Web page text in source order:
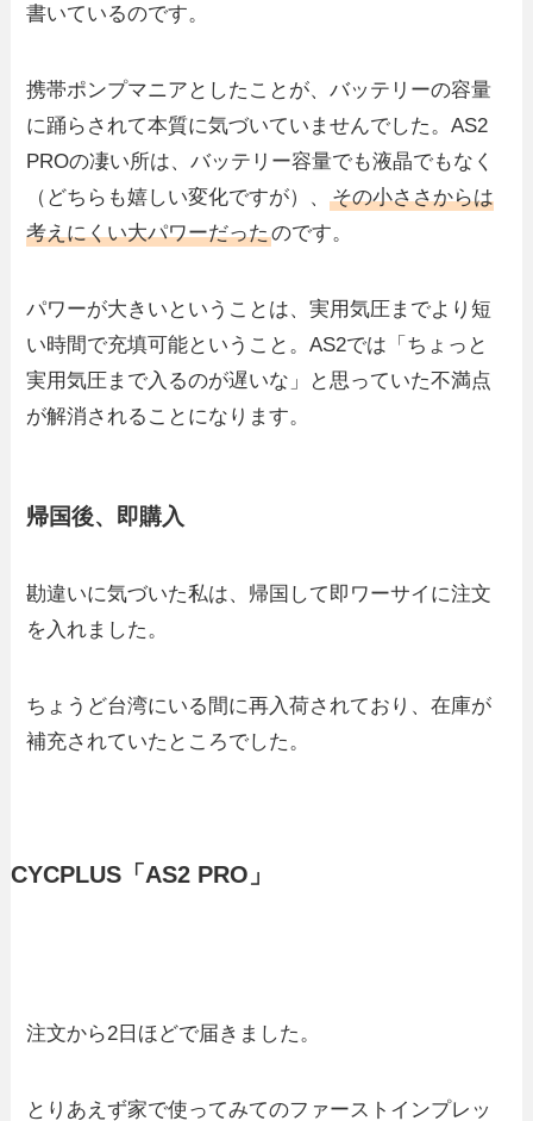
書いているのです。
携帯ポンプマニアとしたことが、バッテリーの容量
に踊らされて本質に気づいていませんでした。AS2
PROの凄い所は、バッテリー容量でも液晶でもなく
（どちらも嬉しい変化ですが）、その小ささからは
考えにくい大パワーだったのです。
パワーが大きいということは、実用気圧までより短
い時間で充填可能ということ。AS2では「ちょっと
実用気圧まで入るのが遅いな」と思っていた不満点
が解消されることになります。
帰国後、即購入
勘違いに気づいた私は、帰国して即ワーサイに注文
を入れました。
ちょうど台湾にいる間に再入荷されており、在庫が
補充されていたところでした。
CYCPLUS「AS2 PRO」
注文から2日ほどで届きました。
とりあえず家で使ってみてのファーストインプレッ